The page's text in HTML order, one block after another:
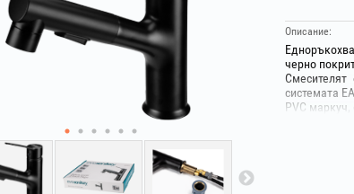
Описание:
черно
системата
PVC
Чрез